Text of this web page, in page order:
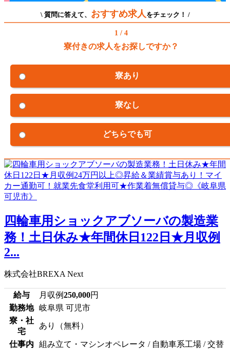
\ 質問に答えて、 おすすめ求人 をチェック！ /
1 / 4
寮付きの求人をお探しですか？
寮あり
寮なし
どちらでも可
四輪車用ショックアブソーバの製造業
務！土日休み★年間休日122日★月収例
2...
株式会社BREXA Next
給与 月収例250,000円
勤務地
岐阜県 可児市
寮・社
宅
あり（無料）
仕事内
組み立て・マシンオペレータ / 自動車系工場 / 交替